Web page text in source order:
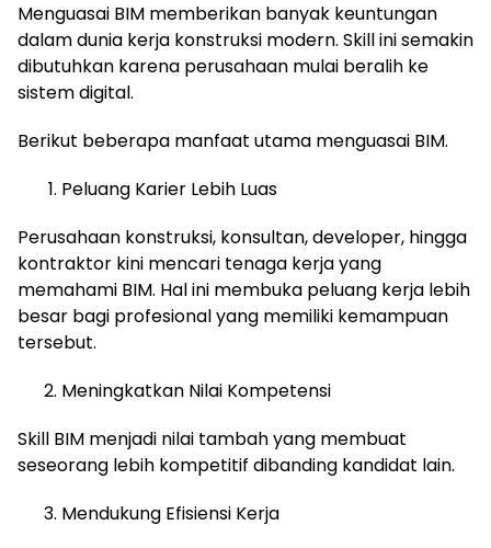
Menguasai BIM memberikan banyak keuntungan
dalam dunia kerja konstruksi modern. Skill ini semakin
dibutuhkan karena perusahaan mulai beralih ke
sistem digital.
Berikut beberapa manfaat utama menguasai BIM.
Peluang Karier Lebih Luas
Perusahaan konstruksi, konsultan, developer, hingga
kontraktor kini mencari tenaga kerja yang
memahami BIM. Hal ini membuka peluang kerja lebih
besar bagi profesional yang memiliki kemampuan
tersebut.
Meningkatkan Nilai Kompetensi
Skill BIM menjadi nilai tambah yang membuat
seseorang lebih kompetitif dibanding kandidat lain.
Mendukung Efisiensi Kerja